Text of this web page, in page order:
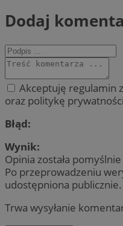
Dodaj
Akceptuję regulamin
oraz politykę
Błąd:
Wynik:
Opinia została
Po przeprowadzeniu
udostępniona publicznie.
Trwa wysyłanie